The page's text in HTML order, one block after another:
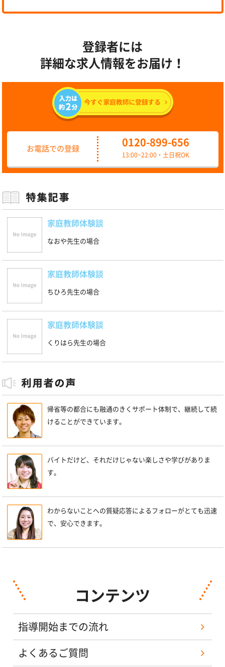
登録者には
詳細な求人情報をお届け！
お電話での登録
0120-899-656
13:00~22:00・土日祝OK
家庭教師体験談
なおや先生の場合
家庭教師体験談
ちひろ先生の場合
家庭教師体験談
くりはら先生の場合
帰省等の都合にも融通のきくサポート体制で、継続して続
けることができています。
バイトだけど、それだけじゃない楽しさや学びがありま
す。
わからないことへの質疑応答によるフォローがとても迅速
で、安心できます。
コンテンツ
指導開始までの流れ
よくあるご質問